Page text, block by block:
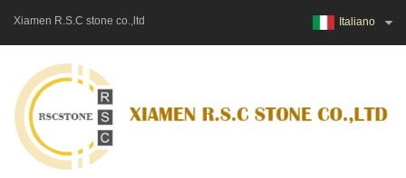
Xiamen R.S.C stone co.,ltd Italiano